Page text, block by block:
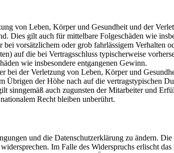
von Leben, Körper und Gesundheit und der
Dies gilt auch für mittelbare Folgeschäden wie
vorsätzlichem oder grob fahrlässigem
auf die bei Vertragsschluss typischerweise
wie insbesondere entgangenen Gewinn.
bei der Verletzung von Leben, Körper und
Übrigen der Höhe nach auf die vertragstypischen
sinngemäß auch zugunsten der Mitarbeiter und
Recht bleiben unberührt.
und die Datenschutzerklärung zu ändern.
Im Falle des Widerspruchs erlischt